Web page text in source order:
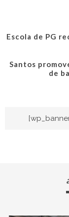
Escola de PG
Santos
de